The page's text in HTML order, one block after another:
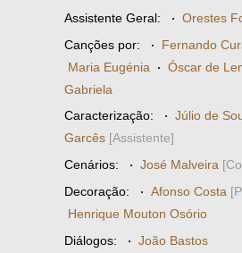
Assistente Geral: · Orestes
Canções por: · Fernando
Maria Eugénia · Óscar de
Gabriela
Caracterização: · Júlio de
Garcês [Assistente]
Cenários: · José Malveira
Decoração: · Afonso Costa
Henrique Mouton Osório
Diálogos: · João Bastos